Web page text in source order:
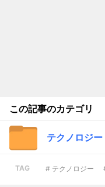
この記事のカテゴリ
テクノロジー
TAG # テクノロジー